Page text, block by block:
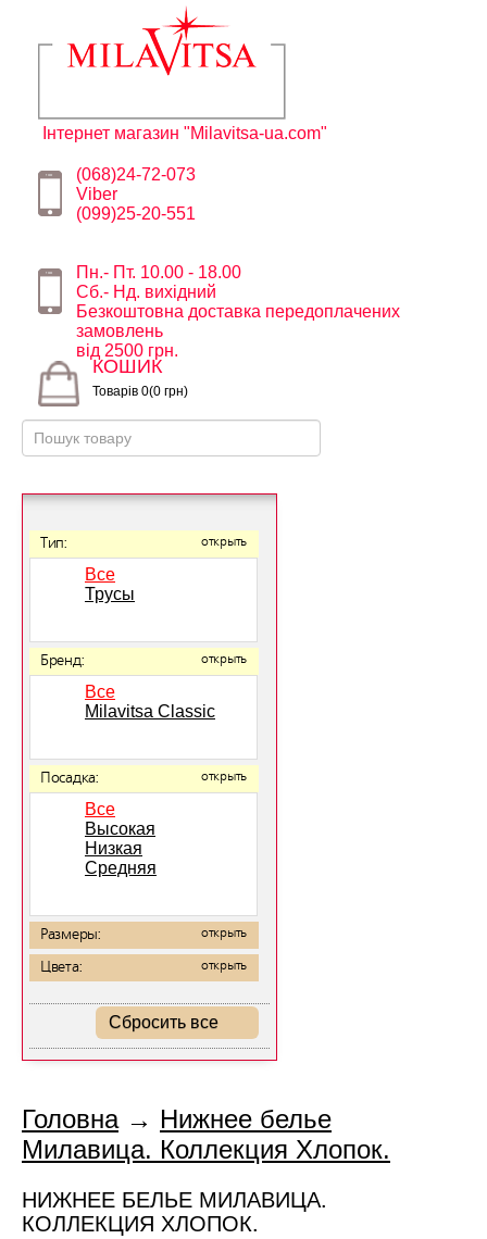
Інтернет магазин "Milavitsa-ua.com"
(068)24-72-073
Viber
(099)25-20-551
Пн.- Пт. 10.00 - 18.00
Сб.- Нд. вихідний
Безкоштовна доставка передоплачених
замовлень
від 2500 грн.
КОШИК
Товарів 0(0 грн)
Тип: открыть
Все
Трусы
Бренд: открыть
Все
Milavitsa Classic
Посадка: открыть
Все
Высокая
Низкая
Средняя
Размеры: открыть
Цвета: открыть
Сбросить все
Головна→ Нижнее белье
Милавица. Коллекция Хлопок.
НИЖНЕЕ БЕЛЬЕ МИЛАВИЦА.
КОЛЛЕКЦИЯ ХЛОПОК.